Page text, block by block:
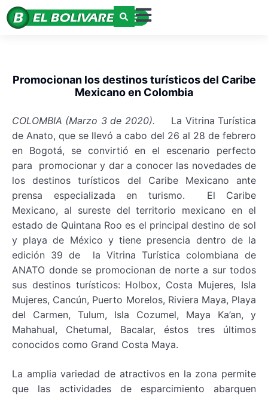
Promocionan los destinos turísticos del Caribe
Mexicano en Colombia
COLOMBIA (Marzo 3 de 2020). La Vitrina Turística
de Anato, que se llevó a cabo del 26 al 28 de febrero
en Bogotá, se convirtió en el escenario perfecto
para promocionar y dar a conocer las novedades de
los destinos turísticos del Caribe Mexicano ante
prensa especializada en turismo. El Caribe
Mexicano, al sureste del territorio mexicano en el
estado de Quintana Roo es el principal destino de sol
y playa de México y tiene presencia dentro de la
edición 39 de la Vitrina Turística colombiana de
ANATO donde se promocionan de norte a sur todos
sus destinos turísticos: Holbox, Costa Mujeres, Isla
Mujeres, Cancún, Puerto Morelos, Riviera Maya, Playa
del Carmen, Tulum, Isla Cozumel, Maya Ka’an, y
Mahahual, Chetumal, Bacalar, éstos tres últimos
conocidos como Grand Costa Maya.
La amplia variedad de atractivos en la zona permite
que las actividades de esparcimiento abarquen